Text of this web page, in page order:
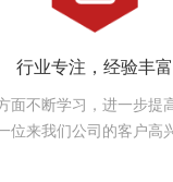
行业专注，经验丰富
面不断学习，进一步提
位来我们公司的客户高